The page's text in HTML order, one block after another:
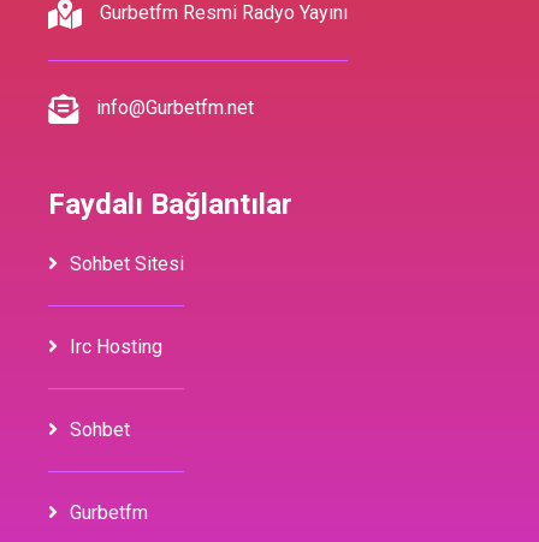
Gurbetfm Resmi Radyo Yayını
info@Gurbetfm.net
Faydalı Bağlantılar
Sohbet Sitesi
Irc Hosting
Sohbet
Gurbetfm